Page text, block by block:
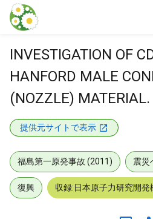
本文に飛ぶ
INVESTIGATION OF
HANFORD MALE
(NOZZLE) MATERIAL.
提供元サイトで表示
福島第一原発事故 (2011) 震災
復興 収録:日本原子力研究開